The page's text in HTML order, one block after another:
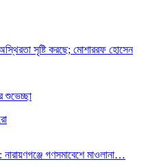
সৃষ্টি করছে; মোশাররফ হোসেন
শুভেচ্ছা
গণসমাবেশে মাওলানা…